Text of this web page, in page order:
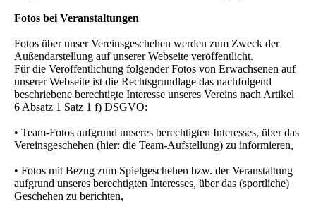
Fotos bei Veranstaltungen
Fotos über unser Vereinsgeschehen werden zum Zweck der
Außendarstellung auf unserer Webseite veröffentlicht.
Für die Veröffentlichung folgender Fotos von Erwachsenen auf
unserer Webseite ist die Rechtsgrundlage das nachfolgend
beschriebene berechtigte Interesse unseres Vereins nach Artikel
6 Absatz 1 Satz 1 f) DSGVO:
• Team-Fotos aufgrund unseres berechtigten Interesses, über das
Vereinsgeschehen (hier: die Team-Aufstellung) zu informieren,
• Fotos mit Bezug zum Spielgeschehen bzw. der Veranstaltung
aufgrund unseres berechtigten Interesses, über das (sportliche)
Geschehen zu berichten,